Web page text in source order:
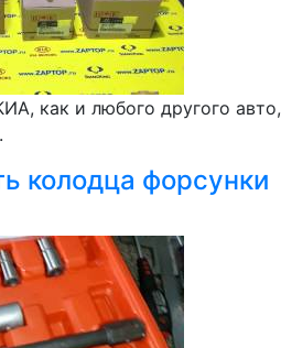
как и любого другого авто,
колодца форсунки